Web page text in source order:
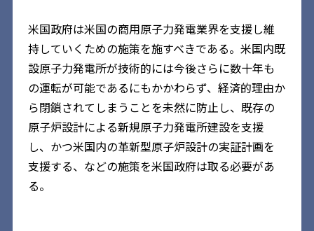
米国政府は米国の商用原子力発電業界を支援し維
持していくための施策を施すべきである。米国内既
設原子力発電所が技術的には今後さらに数十年も
の運転が可能であるにもかかわらず、経済的理由か
ら閉鎖されてしまうことを未然に防止し、既存の
原子炉設計による新規原子力発電所建設を支援
し、かつ米国内の革新型原子炉設計の実証計画を
支援する、などの施策を米国政府は取る必要があ
る。